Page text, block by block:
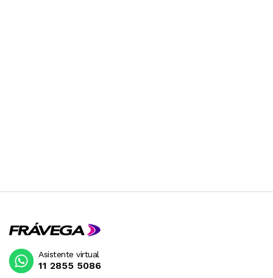
Asistente virtual
11 2855 5086